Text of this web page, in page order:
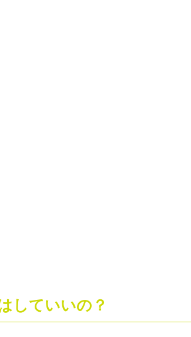
していいの？